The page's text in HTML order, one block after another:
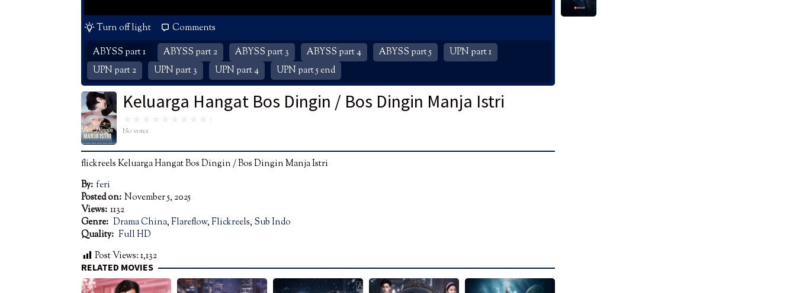
Turn off light
Comments
ABYSS part 1
ABYSS part 2 ABYSS part 3 ABYSS part 4 ABYSS part 5
UPN part 1
UPN part 2
UPN part 3 UPN part 4 UPN part 5 end
Keluarga Hangat Bos Dingin / Bos Dingin Manja Istri
No votes
flickreels Keluarga Hangat Bos Dingin / Bos Dingin Manja Istri
By: feri
Posted on: November 5, 2025
Views: 1132
Genre: Drama China,Flareflow,Flickreels, Sub Indo
Quality: Full HD
Post Views:1,132
RELATED MOVIES